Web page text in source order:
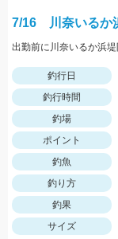
7/16 川奈いるか
出勤前に川奈いるか浜堤
釣行日
釣行時間
釣場
ポイント
釣魚
釣り方
釣果
サイズ